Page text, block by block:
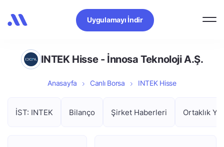
Uygulamayı İndir
INTEK Hisse - İnnosa Teknoloji A.Ş.
Anasayfa Canlı Borsa INTEK Hisse
İST: INTEK Bilanço Şirket Haberleri Ortaklık